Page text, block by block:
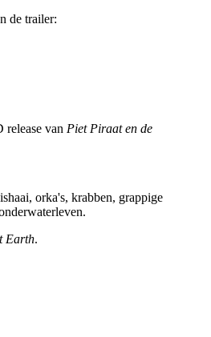
de trailer:
release van Piet Piraat en de
orka's, krabben, grappige
Earth.